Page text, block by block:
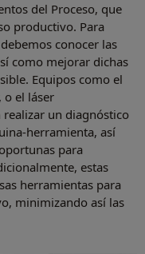
del Proceso, que
productivo. Para
conocer las
como mejorar dichas
Equipos como el
o el láser
un diagnóstico
herramienta, así
para
estas
herramientas para
minimizando así las